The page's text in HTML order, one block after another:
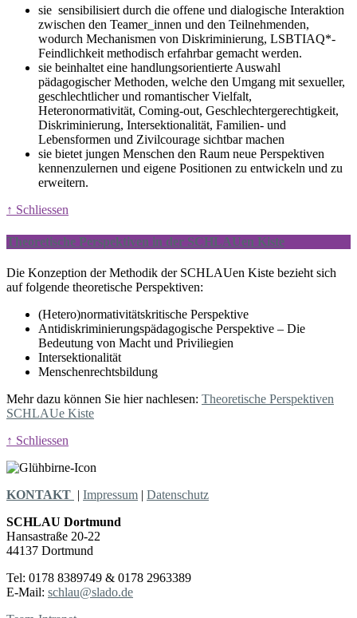
sie sensibilisiert durch die offene und dialogische Interaktion
zwischen den Teamer_innen und den Teilnehmenden,
wodurch Mechanismen von Diskriminierung, LSBTIAQ*-
Feindlichkeit methodisch erfahrbar gemacht werden.
sie beinhaltet eine handlungsorientierte Auswahl
pädagogischer Methoden, welche den Umgang mit sexueller,
geschlechtlicher und romantischer Vielfalt,
Heteronormativität, Coming-out, Geschlechtergerechtigkeit,
Diskriminierung, Intersektionalität, Familien- und
Lebensformen und Zivilcourage sichtbar machen
sie bietet jungen Menschen den Raum neue Perspektiven
kennenzulernen und eigene Positionen zu entwickeln und zu
erweitern.
↑ Schliessen
Theoretische Perspektiven in der SCHLAUen Kiste
Die Konzeption der Methodik der SCHLAUen Kiste bezieht sich
auf folgende theoretische Perspektiven:
(Hetero)normativitätskritische Perspektive
Antidiskriminierungspädagogische Perspektive – Die
Bedeutung von Macht und Priviliegien
Intersektionalität
Menschenrechtsbildung
Mehr dazu können Sie hier nachlesen: Theoretische Perspektiven
SCHLAUe Kiste
↑ Schliessen
KONTAKT | Impressum | Datenschutz
SCHLAU Dortmund
Hansastraße 20-22
44137 Dortmund
Tel: 0178 8389749 & 0178 2963389
E-Mail: schlau@slado.de